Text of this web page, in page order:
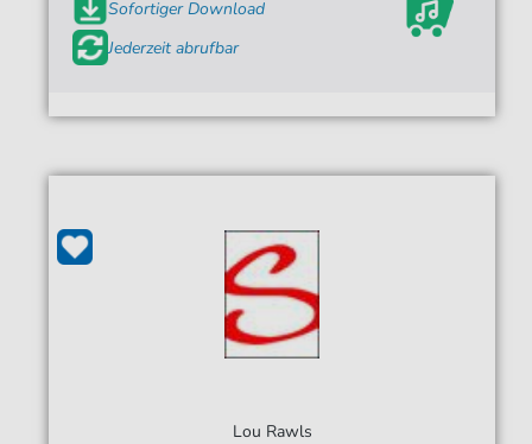
Sofortiger Download
Jederzeit abrufbar
Lou Rawls